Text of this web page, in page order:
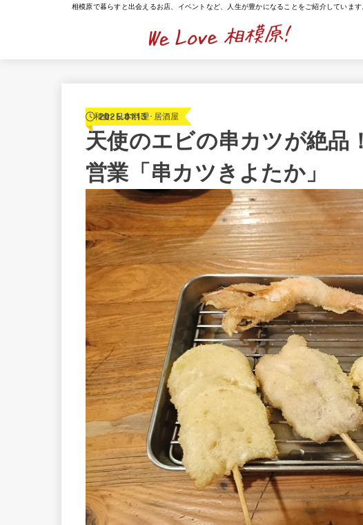
相模原で暮らすと出会えるお店、イベントなど、人生が豊かになることをご紹介しています
和食･日本料理･居酒屋
2026.01.13
天使のエビの串カツが絶品
営業「串カツきよたか」